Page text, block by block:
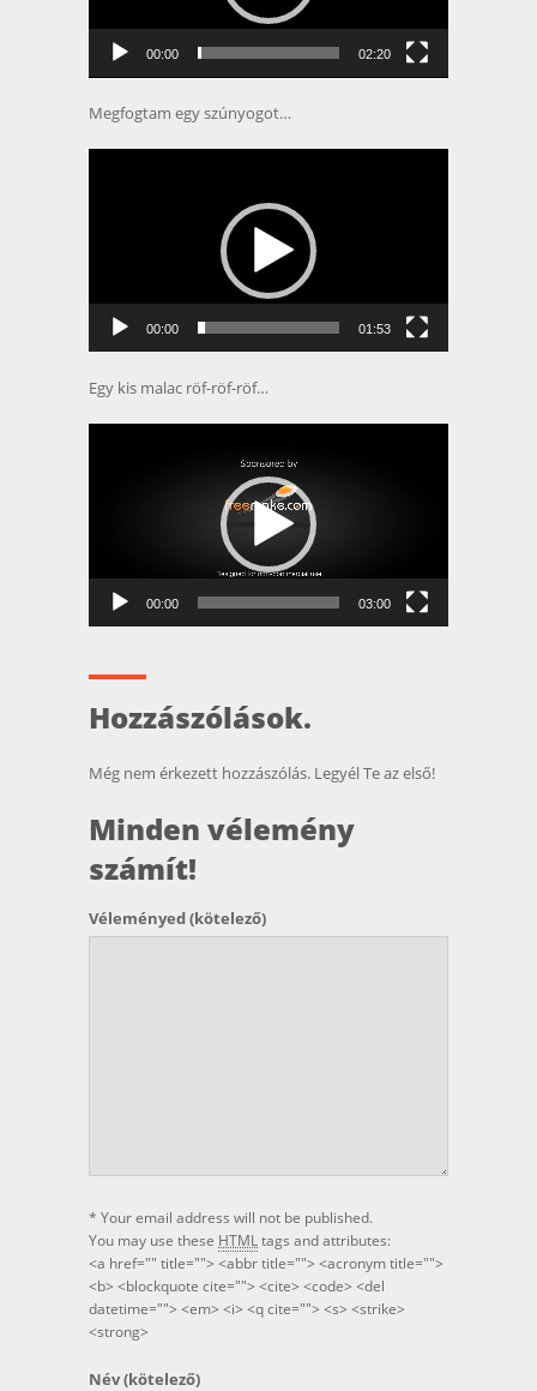
00:00 02:20
Megfogtam egy szúnyogot…
00:00 01:53
Egy kis malac röf-röf-röf…
00:00 03:00
Hozzászólások.
Még nem érkezett hozzászólás. Legyél Te az első!
Minden vélemény
számít!
Véleményed(kötelező)
* Your email address will not be published.
You may use these HTMLtags and attributes:
<a href="" title=""> <abbr title=""> <acronym title="">
<b> <blockquote cite=""> <cite> <code> <del
datetime=""> <em> <i> <q cite=""> <s> <strike>
<strong>
Név(kötelező)